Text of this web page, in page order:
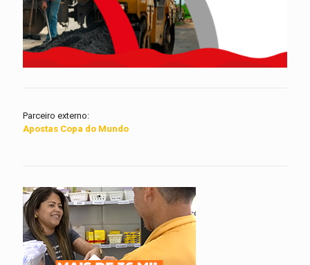
Parceiro externo:
Apostas Copa do Mundo